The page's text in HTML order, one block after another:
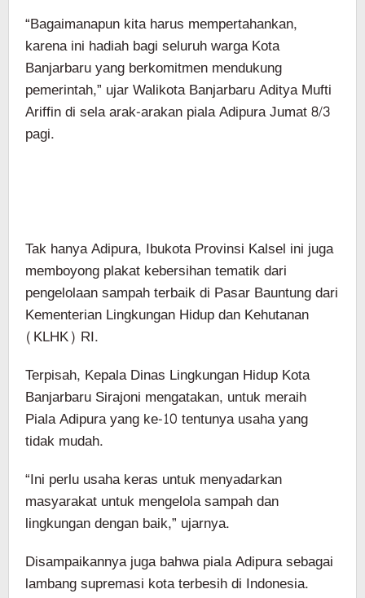
“Bagaimanapun kita harus mempertahankan,
karena ini hadiah bagi seluruh warga Kota
Banjarbaru yang berkomitmen mendukung
pemerintah,” ujar Walikota Banjarbaru Aditya Mufti
Ariffin di sela arak-arakan piala Adipura Jumat 8/3
pagi.
Tak hanya Adipura, Ibukota Provinsi Kalsel ini juga
memboyong plakat kebersihan tematik dari
pengelolaan sampah terbaik di Pasar Bauntung dari
Kementerian Lingkungan Hidup dan Kehutanan
(KLHK) RI.
Terpisah, Kepala Dinas Lingkungan Hidup Kota
Banjarbaru Sirajoni mengatakan, untuk meraih
Piala Adipura yang ke-10 tentunya usaha yang
tidak mudah.
“Ini perlu usaha keras untuk menyadarkan
masyarakat untuk mengelola sampah dan
lingkungan dengan baik,” ujarnya.
Disampaikannya juga bahwa piala Adipura sebagai
lambang supremasi kota terbesih di Indonesia.